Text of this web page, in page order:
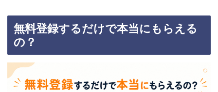
無料登録するだけで本当にもらえる
の？